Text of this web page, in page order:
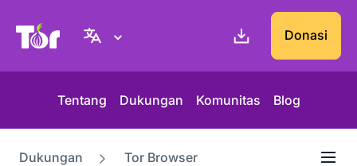
Situs web Tor Project Donasi
Tentang Dukungan Komunitas Blog
Dukungan Tor Browser